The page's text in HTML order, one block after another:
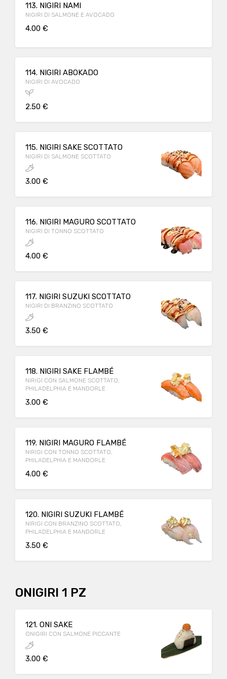
113. NIGIRI NAMI
NIGIRI DI SALMONE E AVOCADO
4.00 €
114. NIGIRI ABOKADO
NIGIRI DI AVOCADO
2.50 €
115. NIGIRI SAKE SCOTTATO
NIGIRI DI SALMONE SCOTTATO
3.00 €
116. NIGIRI MAGURO SCOTTATO
NIGIRI DI TONNO SCOTTATO
4.00 €
117. NIGIRI SUZUKI SCOTTATO
NIGIRI DI BRANZINO SCOTTATO
3.50 €
118. NIGIRI SAKE FLAMBÉ
NIRIGI CON SALMONE SCOTTATO,
PHILADELPHIA E MANDORLE
3.00 €
119. NIGIRI MAGURO FLAMBÉ
NIRIGI CON TONNO SCOTTATO,
PHILADELPHIA E MANDORLE
4.00 €
120. NIGIRI SUZUKI FLAMBÉ
NIRIGI CON BRANZINO SCOTTATO,
PHILADELPHIA E MANDORLE
3.50 €
ONIGIRI 1 PZ
121. ONI SAKE
ONIGIRI CON SALMONE PICCANTE
3.00 €